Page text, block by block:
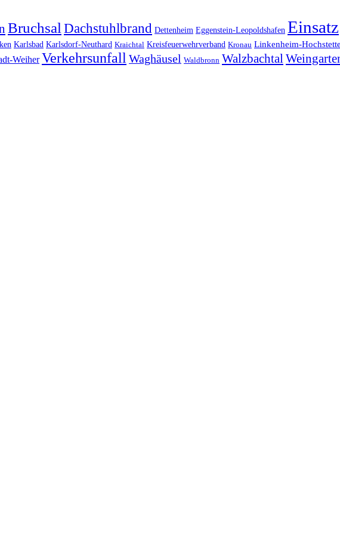
Bruchsal Dachstuhlbrand Dettenheim Eggenstein-Leopoldshafen Einsatz
Karlsbad Karlsdorf-Neuthard Kraichtal Kreisfeuerwehrverband Kronau Linkenheim-
Weiher Verkehrsunfall Waghäusel Waldbronn Walzbachtal